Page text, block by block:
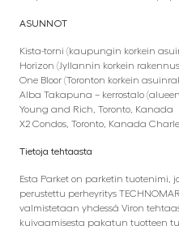
ASUNNOT
Kista-torni (kaupungin korkein
Horizon (Jyllannin korkein
One Bloor (Toronton korkein
Alba Takapuna – kerrostalo
Young and Rich, Toronto, Kanada
X2 Condos, Toronto, Kanada
Tietoja tehtaasta
Esta Parket on parketin tuotenimi,
perustettu perheyritys
valmistetaan yhdessä Viron
kuivaamisesta pakatun tuotteen